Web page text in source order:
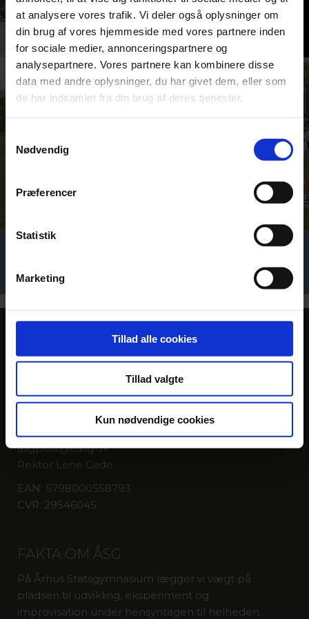
at analysere vores trafik. Vi deler også oplysninger om
din brug af vores hjemmeside med vores partnere inden
for sociale medier, annonceringspartnere og
analysepartnere. Vores partnere kan kombinere disse
data med andre oplysninger, du har givet dem, eller som
de har indsamlet fra din brug af deres tjenester.
Samtykkevalg
Nødvendig
Præferencer
Statistik
Marketing
Tillad alle cookies
Tillad valgte
Kun nødvendige cookies
KONTAKT
Århus Statsgymnasium
Fenrisvej 33
T: 8615 8955
asgpost@aasg.dk
Rektor Lene Gade
EAN: 5798000558793
CVR: 29546045
FAKTA OM ÅSG
På Århus Statsgymnasium lægger vi vægt på
pladsen til udvikling, eksperiment og
improvisation under hensyntagen til helheden.